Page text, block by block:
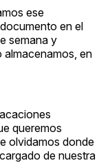
ese
en el
semana y
almacenamos, en
queremos
olvidamos donde
de nuestra